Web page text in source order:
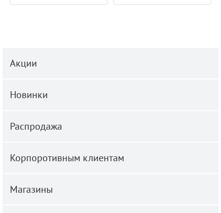
Акции
Новинки
Распродажа
Корпоротивным клиентам
Магазины